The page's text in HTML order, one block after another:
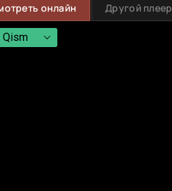
онлайн Другой плеер
Qism